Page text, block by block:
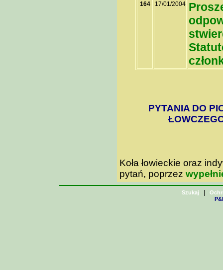
164 17/01/2004
PYTANIA DO
Koła łowieckie oraz
pytań, poprzez
Szukaj